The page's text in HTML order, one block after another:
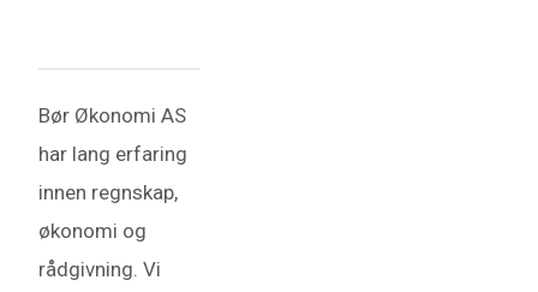
Bør Økonomi AS
har lang erfaring
innen regnskap,
økonomi og
rådgivning. Vi